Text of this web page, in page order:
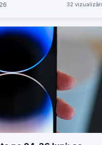
32 vizualizări